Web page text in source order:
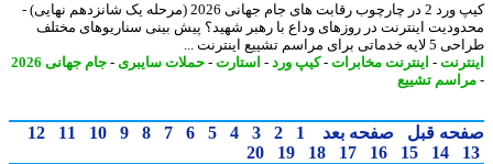
کیپ ورد 2 در چارچوب رقابت های جام جهانی 2026 (مرحله یک شانزدهم نهایی) -
اینترنت در روزهای وداع با رهبر شهید؟ پیش بینی سناریوهای مختلف
مراسم تشییع اینترنت ...
-اینترنت مخابرات- کیپ ورد-استارت- حملات سایبری- جام جهانی 2026
تشییع
قبل صفحه بعد 1
2
3
4
5
6
7
8
9
10
11
12
14
15
16
17
18
19
20